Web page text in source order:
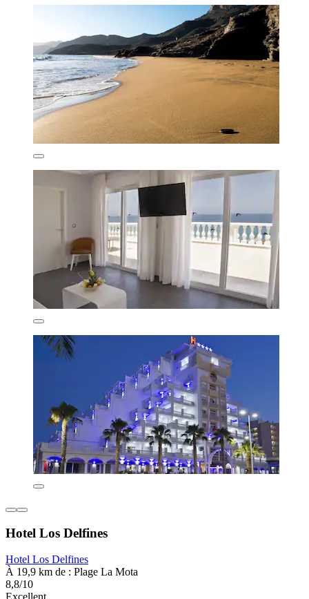
Hotel Los Delfines
Hotel Los Delfines
À 19,9 km de : Plage La Mota
8,8/10